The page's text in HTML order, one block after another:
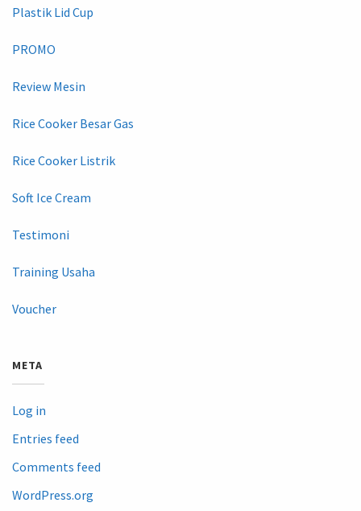
Plastik Lid Cup
PROMO
Review Mesin
Rice Cooker Besar Gas
Rice Cooker Listrik
Soft Ice Cream
Testimoni
Training Usaha
Voucher
META
Log in
Entries feed
Comments feed
WordPress.org